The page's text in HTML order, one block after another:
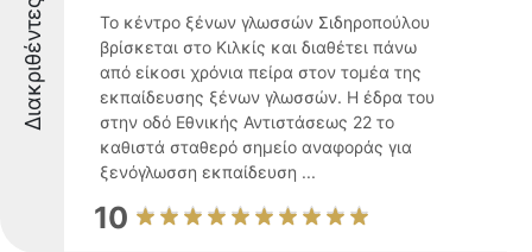
Διακριθέντες
Το κέντρο ξένων γλωσσών Σιδηροπούλου
βρίσκεται στο Κιλκίς και διαθέτει πάνω
από είκοσι χρόνια πείρα στον τομέα της
εκπαίδευσης ξένων γλωσσών. Η έδρα του
στην οδό Εθνικής Αντιστάσεως 22 το
καθιστά σταθερό σημείο αναφοράς για
ξενόγλωσση εκπαίδευση ...
10